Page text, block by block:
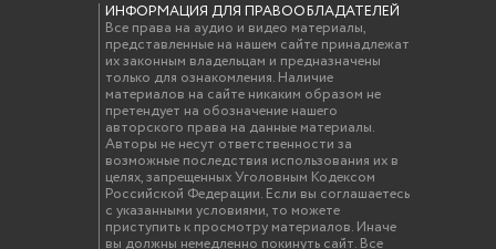
Мастер-класс «Data-transfer. Маршрутизация
технологии успеха»
ИНФОРМАЦИЯ ДЛЯ ПРАВООБЛАДАТЕЛЕЙ
Все права на аудио и видео материалы,
представленные на нашем сайте принадлежат
их законным владельцам и предназначены
только для ознакомления. Наличие
материалов на сайте никаким образом не
претендует на обозначение нашего
авторского права на данные материалы.
Авторы не несут ответственности за
возможные последствия использования их в
целях, запрещенных Уголовным Кодексом
Российской Федерации. Если вы соглашаетесь
с указанными условиями, то можете
приступить к просмотру материалов. Иначе
вы должны немедленно покинуть сайт. Все